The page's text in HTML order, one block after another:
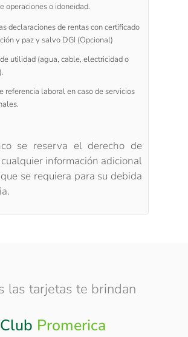
operaciones o idoneidad.
declaraciones de rentas con certificado
y paz y salvo DGI (Opcional)
utilidad (agua, cable, electricidad o
referencia laboral en caso de servicios
se reserva el derecho de
información adicional
se requiera para su debida
las tarjetas te brindan
Club Promerica
OtrosBeneficios